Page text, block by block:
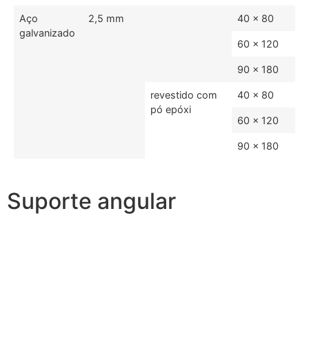
Aço
galvanizado
2,5 mm 40 x 80
60 x 120
90 x 180
revestido com
pó epóxi
40 x 80
60 x 120
90 x 180
Suporte angular